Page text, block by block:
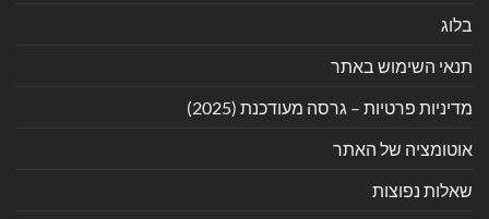
בלוג
תנאי השימוש באתר
מדיניות פרטיות – גרסה מעודכנת (2025)
אוטומציה של האתר
שאלות נפוצות